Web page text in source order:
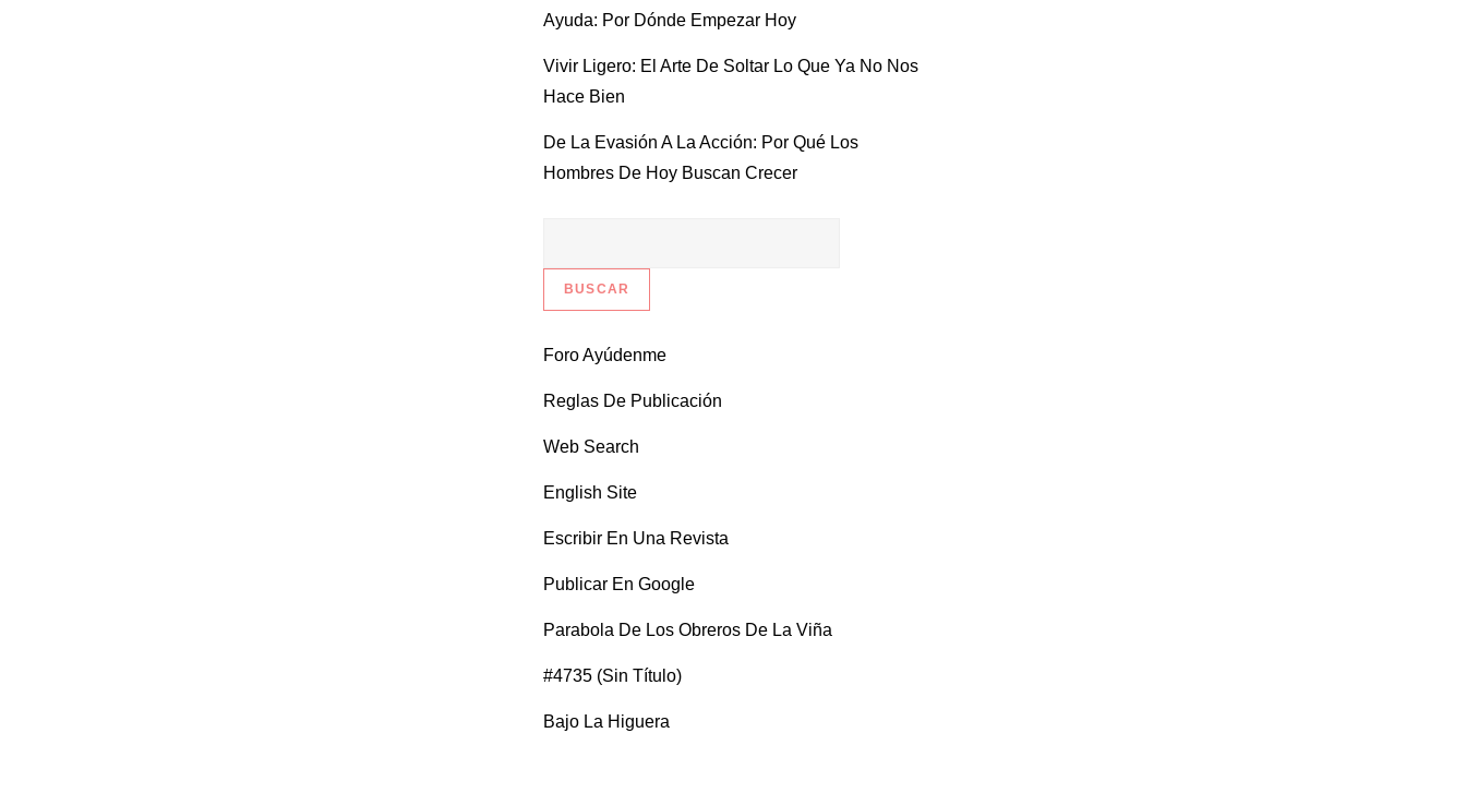
Ayuda: Por Dónde Empezar Hoy
Vivir Ligero: El Arte De Soltar Lo Que Ya No Nos
Hace Bien
De La Evasión A La Acción: Por Qué Los
Hombres De Hoy Buscan Crecer
Foro Ayúdenme
Reglas De Publicación
Web Search
English Site
Escribir En Una Revista
Publicar En Google
Parabola De Los Obreros De La Viña
#4735 (sin Título)
Bajo La Higuera